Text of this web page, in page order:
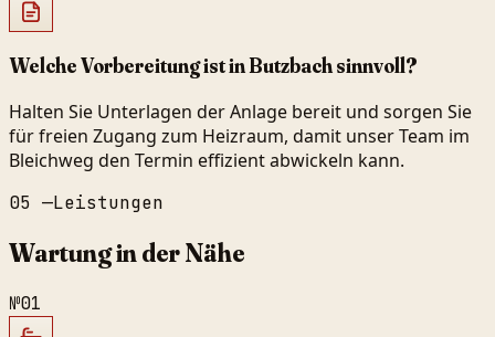
Welche Vorbereitung ist in Butzbach sinnvoll?
Halten Sie Unterlagen der Anlage bereit und sorgen Sie
für freien Zugang zum Heizraum, damit unser Team im
Bleichweg den Termin effizient abwickeln kann.
05 —Leistungen
Wartung in der Nähe
№01